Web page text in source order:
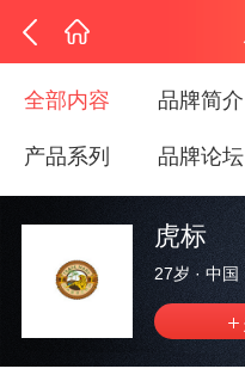
全部内容 品牌简介
产品系列 品牌论坛
虎标
27岁 · 中国